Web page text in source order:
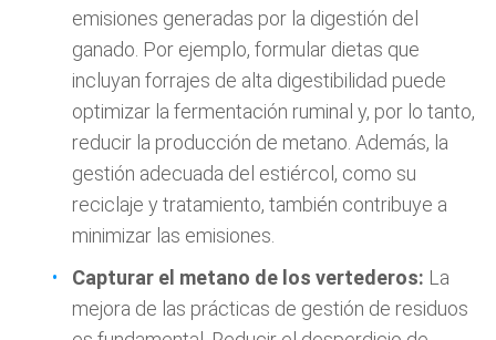
emisiones generadas por la digestión del
ganado. Por ejemplo, formular dietas que
incluyan forrajes de alta digestibilidad puede
optimizar la fermentación ruminal y, por lo tanto,
reducir la producción de metano. Además, la
gestión adecuada del estiércol, como su
reciclaje y tratamiento, también contribuye a
minimizar las emisiones.
Capturar el metano de los vertederos: La
mejora de las prácticas de gestión de residuos